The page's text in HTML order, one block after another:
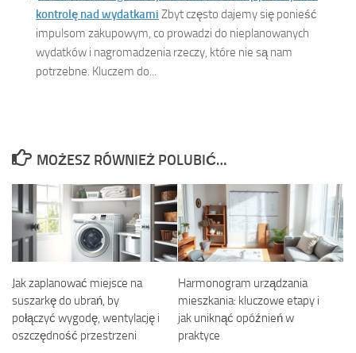
kontrolę nad wydatkami Zbyt często dajemy się ponieść
impulsom zakupowym, co prowadzi do nieplanowanych
wydatków i nagromadzenia rzeczy, które nie są nam
potrzebne. Kluczem do...
MOŻESZ RÓWNIEŻ POLUBIĆ…
Jak zaplanować miejsce na
suszarkę do ubrań, by
połączyć wygodę, wentylację i
oszczędność przestrzeni
Harmonogram urządzania
mieszkania: kluczowe etapy i
jak uniknąć opóźnień w
praktyce